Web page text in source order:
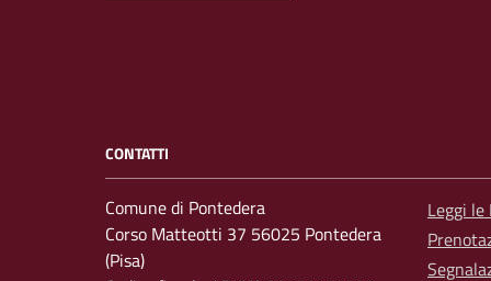
CONTATTI
Comune di Pontedera
Corso Matteotti 37 56025 Pontedera
(Pisa)
Leggi le